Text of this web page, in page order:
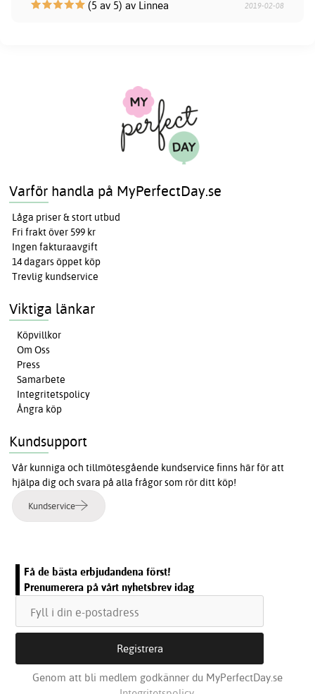
(5 av 5) av Linnea 2019-02-08
Varför handla på MyPerfectDay.se
Låga priser & stort utbud
Fri frakt över 599 kr
Ingen fakturaavgift
14 dagars öppet köp
Trevlig kundservice
Viktiga länkar
Köpvillkor
Om Oss
Press
Samarbete
Integritetspolicy
Ångra köp
Kundsupport
Vår kunniga och tillmötesgående kundservice finns här för att
hjälpa dig och svara på alla frågor som rör ditt köp!
Kundservice
Få de bästa erbjudandena först!
Prenumerera på vårt nyhetsbrev idag
Genom att bli medlem godkänner du MyPerfectDay.se